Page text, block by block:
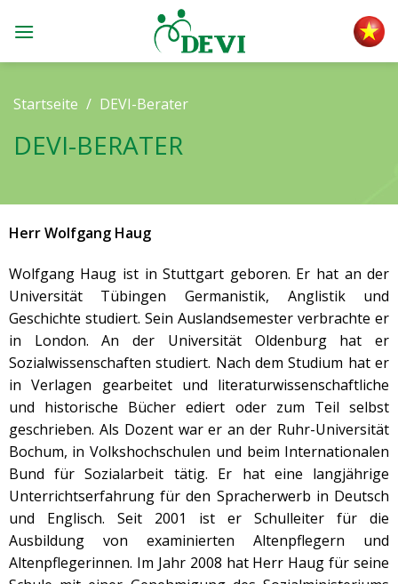
Startseite / DEVI-Berater
DEVI-BERATER
Herr Wolfgang Haug
Wolfgang Haug ist in Stuttgart geboren. Er hat an der
Universität Tübingen Germanistik, Anglistik und
Geschichte studiert. Sein Auslandsemester verbrachte er
in London. An der Universität Oldenburg hat er
Sozialwissenschaften studiert. Nach dem Studium hat er
in Verlagen gearbeitet und literaturwissenschaftliche
und historische Bücher ediert oder zum Teil selbst
geschrieben. Als Dozent war er an der Ruhr-Universität
Bochum, in Volkshochschulen und beim Internationalen
Bund für Sozialarbeit tätig. Er hat eine langjährige
Unterrichtserfahrung für den Spracherwerb in Deutsch
und Englisch. Seit 2001 ist er Schulleiter für die
Ausbildung von examinierten Altenpflegern und
Altenpflegerinnen. Im Jahr 2008 hat Herr Haug für seine